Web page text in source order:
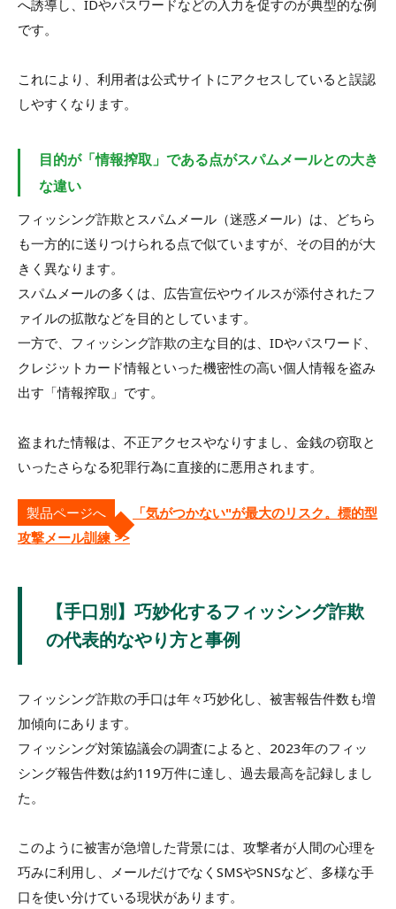
へ誘導し、IDやパスワードなどの入力を促すのが典型的な例
です。
これにより、利用者は公式サイトにアクセスしていると誤認
しやすくなります。
目的が「情報搾取」である点がスパムメールとの大き
な違い
フィッシング詐欺とスパムメール（迷惑メール）は、どちら
も一方的に送りつけられる点で似ていますが、その目的が大
きく異なります。
スパムメールの多くは、広告宣伝やウイルスが添付されたフ
ァイルの拡散などを目的としています。
一方で、フィッシング詐欺の主な目的は、IDやパスワード、
クレジットカード情報といった機密性の高い個人情報を盗み
出す「情報搾取」です。
盗まれた情報は、不正アクセスやなりすまし、金銭の窃取と
いったさらなる犯罪行為に直接的に悪用されます。
製品ページへ
「気がつかない"が最大のリスク。標的型
攻撃メール訓練 >>
【手口別】巧妙化するフィッシング詐欺
の代表的なやり方と事例
フィッシング詐欺の手口は年々巧妙化し、被害報告件数も増
加傾向にあります。
フィッシング対策協議会の調査によると、2023年のフィッ
シング報告件数は約119万件に達し、過去最高を記録しまし
た。
このように被害が急増した背景には、攻撃者が人間の心理を
巧みに利用し、メールだけでなくSMSやSNSなど、多様な手
口を使い分けている現状があります。